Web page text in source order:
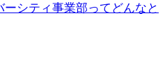
シティ事業部ってどんなと